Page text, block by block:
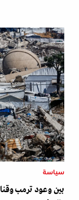
سياسة
بين وعود ترمب